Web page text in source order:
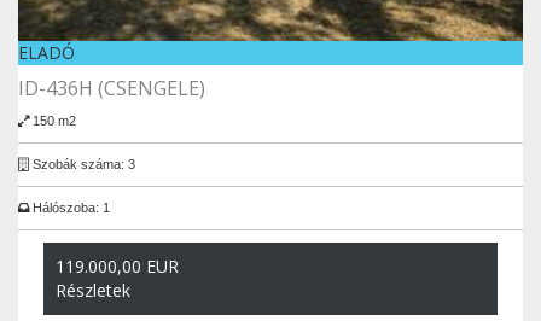
ELADÓ
ID-436H (CSENGELE)
150 m2
Szobák száma: 3
Hálószoba: 1
119.000,00 EUR
Részletek